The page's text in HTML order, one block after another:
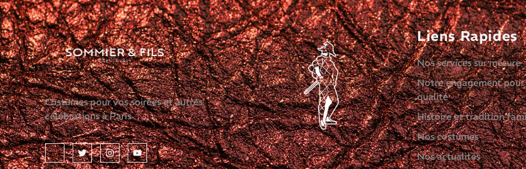
Costumes pour vos soirées et autres
célébrations à Paris
Liens Rapides
Nos services sur mesure
Notre engagement
qualité
Histoire et tradition
Nos costumes
Nos actualités